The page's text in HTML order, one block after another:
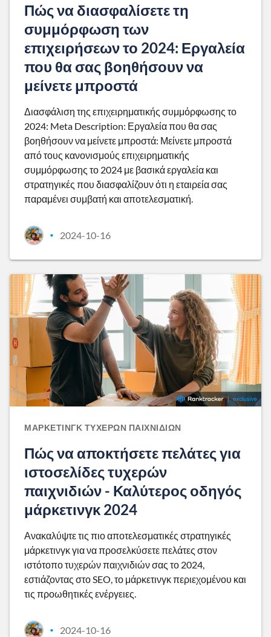
Πώς να διασφαλίσετε τη
συμμόρφωση των
επιχειρήσεων το 2024: Εργαλεία
που θα σας βοηθήσουν να
μείνετε μπροστά
Διασφάλιση της επιχειρηματικής συμμόρφωσης το
2024: Meta Description: Εργαλεία που θα σας
βοηθήσουν να μείνετε μπροστά: Μείνετε μπροστά
από τους κανονισμούς επιχειρηματικής
συμμόρφωσης το 2024 με βασικά εργαλεία και
στρατηγικές που διασφαλίζουν ότι η εταιρεία σας
παραμένει συμβατή και αποτελεσματική.
• 2024-10-16
ΜΆΡΚΕΤΙΝΓΚ ΤΥΧΕΡΏΝ ΠΑΙΧΝΙΔΙΏΝ
Πώς να αποκτήσετε πελάτες για
ιστοσελίδες τυχερών
παιχνιδιών - Καλύτερος οδηγός
μάρκετινγκ 2024
Ανακαλύψτε τις πιο αποτελεσματικές στρατηγικές
μάρκετινγκ για να προσελκύσετε πελάτες στον
ιστότοπο τυχερών παιχνιδιών σας το 2024,
εστιάζοντας στο SEO, το μάρκετινγκ περιεχομένου και
τις προωθητικές ενέργειες.
• 2024-10-16